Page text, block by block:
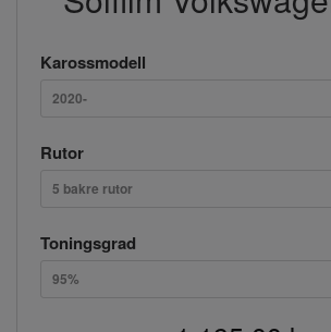
Karossmodell
2020-
Rutor
5 bakre rutor
Toningsgrad
95%